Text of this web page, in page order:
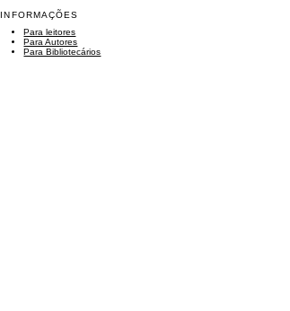
INFORMAÇÕES
Para leitores
Para Autores
Para Bibliotecários